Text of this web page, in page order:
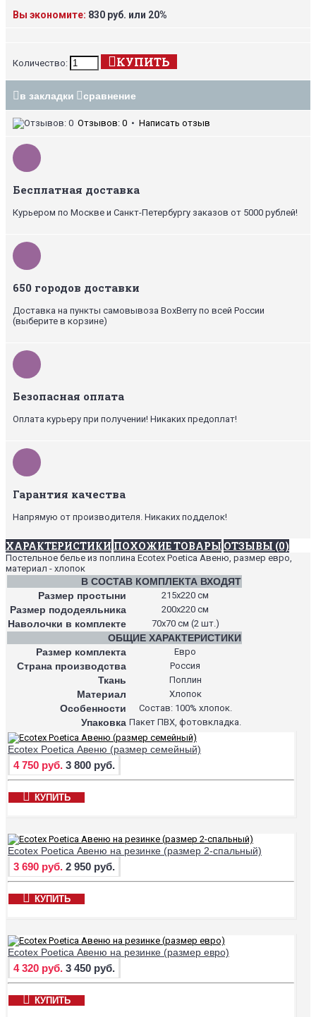
Вы экономите: 830 руб. или 20%
Количество: КУПИТЬ
в закладки сравнение
Отзывов: 0 • Написать отзыв
Бесплатная доставка
Курьером по Москве и Санкт-Петербургу заказов от 5000 рублей!
650 городов доставки
Доставка на пункты самовывоза BoxBerry по всей России
(выберите в корзине)
Безопасная оплата
Оплата курьеру при получении! Никаких предоплат!
Гарантия качества
Напрямую от производителя. Никаких подделок!
ХАРАКТЕРИСТИКИ ПОХОЖИЕ ТОВАРЫ ОТЗЫВЫ (0)
Постельное белье из поплина Ecotex Poetica Авеню, размер евро,
материал - хлопок
В СОСТАВ КОМПЛЕКТА ВХОДЯТ
Размер простыни
215х220 см
Размер пододеяльника 200х220 см
Наволочки в комплекте 70х70 см (2 шт.)
ОБЩИЕ ХАРАКТЕРИСТИКИ
Размер комплекта
Евро
Страна производства Россия
Ткань Поплин
Материал Хлопок
Особенности Состав: 100% хлопок.
Упаковка Пакет ПВХ, фотовкладка.
Ecotex Poetica Авеню (размер семейный)
4 750 руб. 3 800 руб.
КУПИТЬ
Ecotex Poetica Авеню на резинке (размер 2-спальный)
3 690 руб. 2 950 руб.
КУПИТЬ
Ecotex Poetica Авеню на резинке (размер евро)
4 320 руб. 3 450 руб.
КУПИТЬ